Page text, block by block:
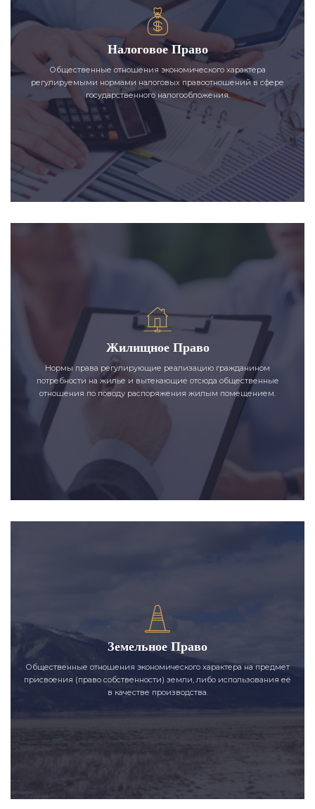
Налоговое Право
Общественные отношения экономического характера
регулируемыми нормами налоговых правоотношений в сфере
государственного налогообложения.
Жилищное Право
Нормы права регулирующие реализацию гражданином
потребности на жилье и вытекающие отсюда общественные
отношения по поводу распоряжения жилым помещением.
Земельное Право
Общественные отношения экономического характера на предмет
присвоения (право собственности) земли, либо использования её
в качестве производства.